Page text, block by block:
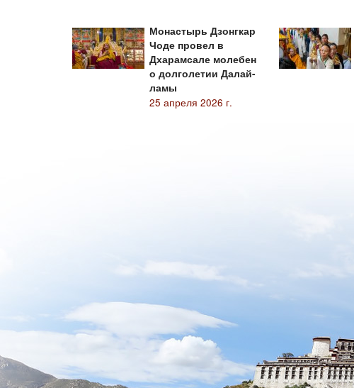
Монастырь Дзонгкар
Чоде провел в
Дхарамсале молебен
о долголетии Далай-
ламы
25 апреля 2026 г.